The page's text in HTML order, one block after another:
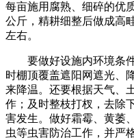
每亩施用腐熟、细碎的优
公斤，精耕细整后做成高
左右。
要做好设施内环境条件
时棚顶覆盖遮阳网遮光、
来降温。还要根据天气、
作；及时整枝打杈，去除
害发生。做好霜霉、黄萎
虫等虫害防治工作，并严